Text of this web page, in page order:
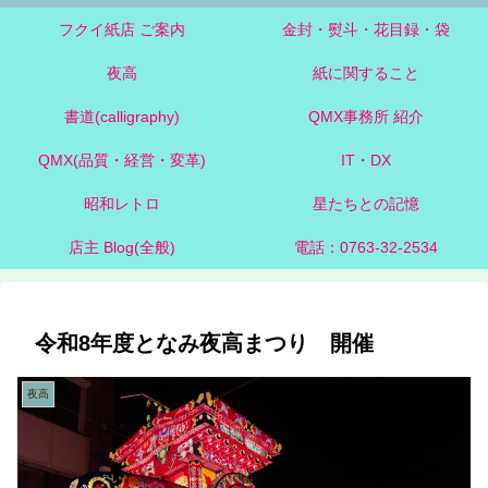
フクイ紙店 ご案内 金封・熨斗・花目録・袋
夜高 紙に関すること
書道(calligraphy) QMX事務所 紹介
QMX(品質・経営・変革) IT・DX
昭和レトロ 星たちとの記憶
店主 Blog(全般) 電話：0763-32-2534
令和8年度となみ夜高まつり 開催
夜高